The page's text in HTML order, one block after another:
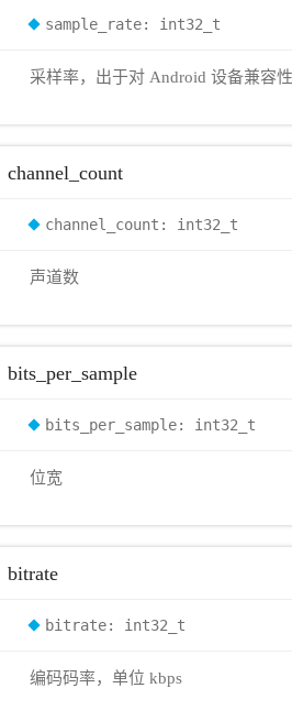
sample_rate: int32_t
采样率，出于对 Android 设备兼容
channel_count
channel_count: int32_t
声道数
bits_per_sample
bits_per_sample: int32_t
位宽
bitrate
bitrate: int32_t
编码码率，单位 kbps